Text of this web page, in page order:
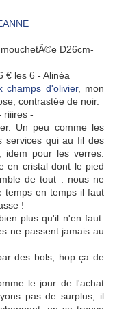
€ les 6 - Alinéa
champs d'olivier, mon
contrastée de noir.
riiires -
Un peu comme les
services qui au fil des
idem pour les verres.
en cristal dont le pied
de tout : nous ne
temps en temps il faut
!
plus qu'il n'en faut.
ne passent jamais au
des bols, hop ça de
le jour de l'achat
pas de surplus, il